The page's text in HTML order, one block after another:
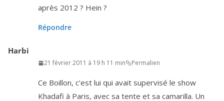
après 2012 ? Hein ?
Répondre
Harbi
21 février 2011 à 19 h 11 min Permalien
Ce Boillon, c’est lui qui avait super­vi­sé le show
Khadafi à Paris, avec sa tente et sa cama­rilla. Un